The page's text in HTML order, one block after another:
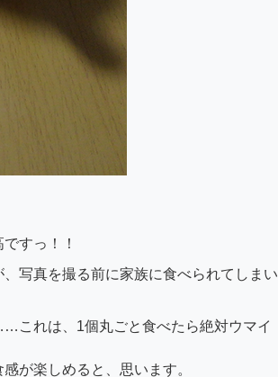
すっ！！
写真を撮る前に家族に食べられてしまい
これは、1個丸ごと食べたら絶対ウマイ
が楽しめると、思います。